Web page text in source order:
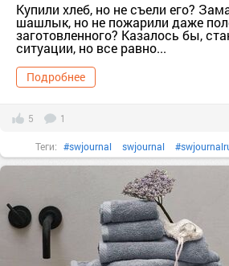
Купили хлеб, но не съели его?
шашлык, но не пожарили даже
заготовленного? Казалось бы,
ситуации, но все равно...
Подробнее
5 1
Теги: #swjournal swjournal
#гаджеты Гаджеты
#душ душ #зеркало
#квартира Квартира #мытьпол
пароочиститель #сантехника